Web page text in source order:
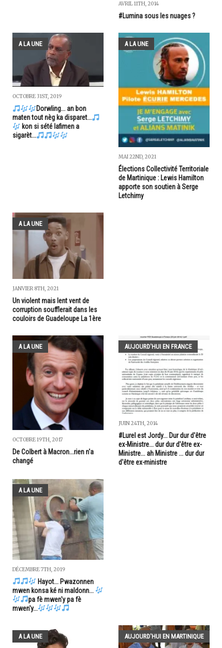
AVRIL 11TH, 2014
#Lumina sous les nuages ?
A LA UNE
OCTOBRE 31ST, 2019
Dorwling... an bon
maten tout nèg ka disparet...
kon si sété lafimen a
sigarèt...
A LA UNE
MAI 22ND, 2021
Élections Collectivité Territoriale
de Martinique : Lewis Hamilton
apporte son soutien à Serge
Letchimy
A LA UNE
JANVIER 8TH, 2021
Un violent mais lent vent de
corruption soufflerait dans les
couloirs de Guadeloupe La 1ère
A LA UNE
OCTOBRE 19TH, 2017
De Colbert à Macron...rien n'a
changé
AUJOURD'HUI EN FRANCE
JUIN 24TH, 2014
#Lurel est Jordy... Dur dur d'être
ex-Ministre... dur dur d'être ex-
Ministre... ah Ministre ... dur dur
d'être ex-ministre
A LA UNE
DÉCEMBRE 7TH, 2019
Hayot... Pwazonnen
mwen konsa ké ni maldonn...
pa fè mwen'y pa fè
mwen'y...
A LA UNE AUJOURD'HUI EN MARTINIQUE